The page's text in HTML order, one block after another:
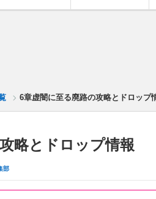
6章虚闇に至る廃路の攻略とドロップ
略とドロップ情報
部